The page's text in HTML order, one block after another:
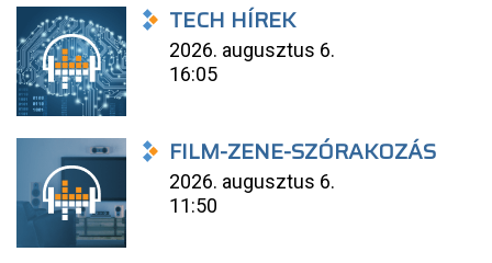
TECH HÍREK
2026. augusztus 6.
16:05
FILM-ZENE-SZÓRAKOZÁS
2026. augusztus 6.
11:50